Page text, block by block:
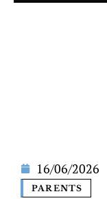
16/06/2026
PARENTS